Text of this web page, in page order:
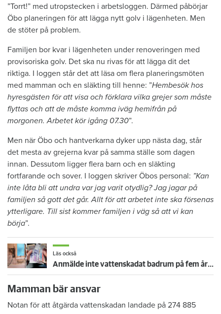
”Torrt!” med utropstecken i arbetsloggen. Därmed påbörjar
Öbo planeringen för att lägga nytt golv i lägenheten. Men
de stöter på problem.
Familjen bor kvar i lägenheten under renoveringen med
provisoriska golv. Det ska nu rivas för att lägga dit det
riktiga. I loggen står det att läsa om flera planeringsmöten
med mamman och en släkting till henne: ”Hembesök hos
hyresgästen för att visa och förklara vilka grejer som måste
flyttas och att de måste komma iväg hemifrån på
morgonen. Arbetet kör igång 07.30”.
Men när Öbo och hantverkarna dyker upp nästa dag, står
det mesta av grejerna kvar på samma ställe som dagen
innan. Dessutom ligger flera barn och en släkting
fortfarande och sover. I loggen skriver Öbos personal: ”Kan
inte låta bli att undra var jag varit otydlig? Jag jagar på
familjen så gott det går. Allt för att arbetet inte ska försenas
ytterligare. Till sist kommer familjen i väg så att vi kan
börja”.
Läs också
Anmälde inte vattenskadat badrum på fem år – krävs på 125 000 kronor
Mamman bär ansvar
Notan för att åtgärda vattenskadan landade på 274 885